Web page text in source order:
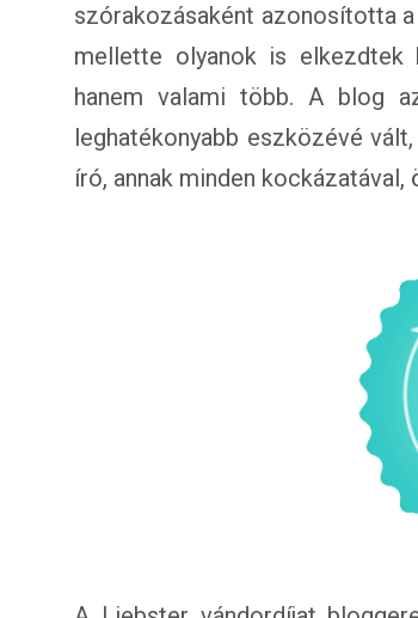
szórakozásaként azonosította
mellette olyanok is elkezdtek
hanem valami több. A blog
leghatékonyabb eszközévé
író, annak minden